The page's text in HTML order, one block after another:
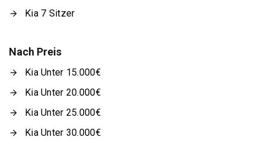
Kia 7 Sitzer
Nach Preis
Kia Unter 15.000€
Kia Unter 20.000€
Kia Unter 25.000€
Kia Unter 30.000€